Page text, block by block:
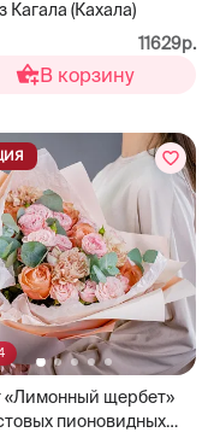
Кагала (Кахала)
11629р.
В корзину
«Лимонный щербет»
пионовидных